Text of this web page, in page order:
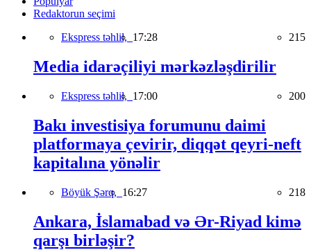
Redaktorun seçimi
Ekspress təhlil, 17:28 215
Media idarəçiliyi mərkəzləşdirilir
Ekspress təhlil, 17:00 200
Bakı investisiya forumunu daimi
platformaya çevirir, diqqət qeyri-neft
kapitalına yönəlir
Böyük Şərq, 16:27 218
Ankara, İslamabad və Ər-Riyad kimə
qarşı birləşir?